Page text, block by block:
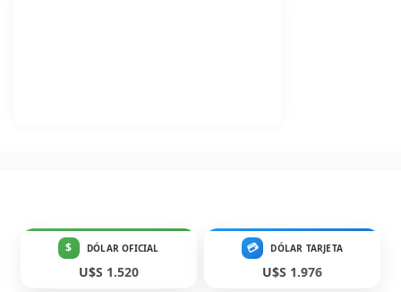
$ DÓLAR OFICIAL
U$S 1.520
💳 DÓLAR TARJETA
U$S 1.976